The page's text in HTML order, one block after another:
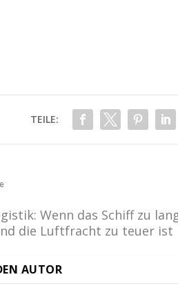
TEILE:
Wenn das Schiff zu
die Luftfracht zu teuer ist
AUTOR